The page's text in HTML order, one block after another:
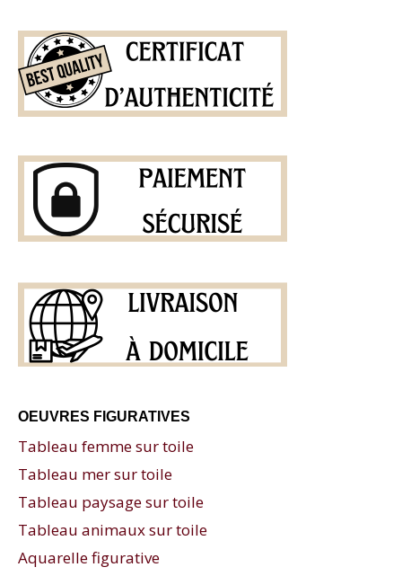
OEUVRES FIGURATIVES
Tableau femme sur toile
Tableau mer sur toile
Tableau paysage sur toile
Tableau animaux sur toile
Aquarelle figurative